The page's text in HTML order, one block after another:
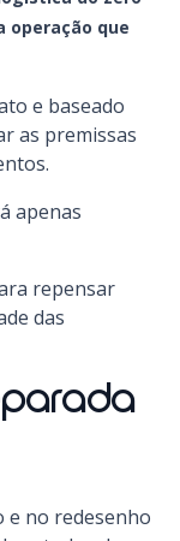
operação que
e baseado
as premissas
apenas
repensar
das
e no redesenho